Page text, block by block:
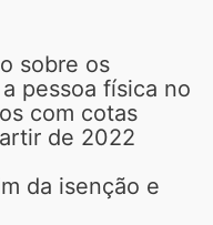
sobre os
pessoa física no
com cotas
de 2022
da isenção e